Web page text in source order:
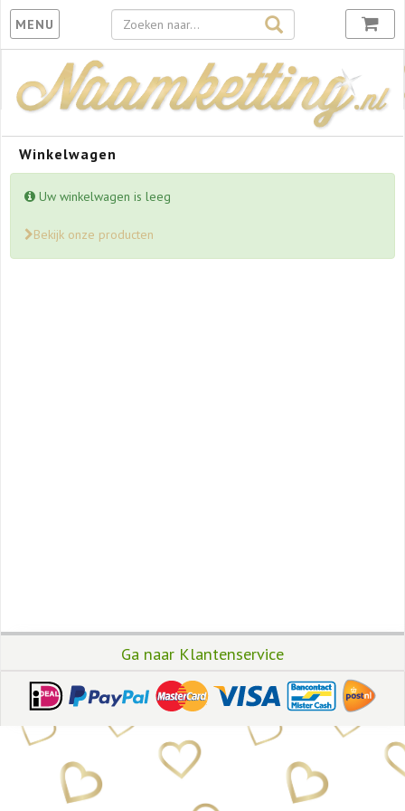
Toggle
navigation
MENU
Winkelwagen
Error:
Uw winkelwagen is leeg
Bekijk onze producten
Ga naar Klantenservice